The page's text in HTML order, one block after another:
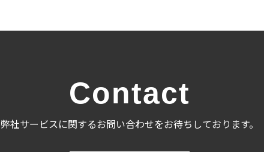
Contact
弊社サービスに関するお問い合わせをお待ちしております。